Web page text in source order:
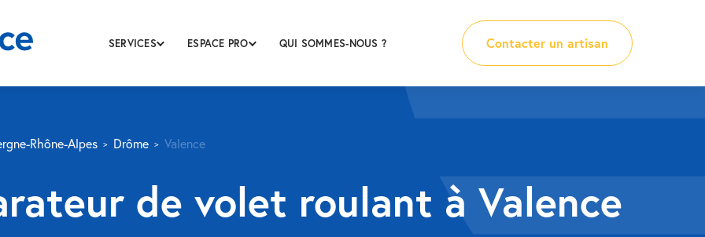
SERVICES ESPACE PRO QUI SOMMES-NOUS ? Contacter un artisan
Rhône-Alpes Drôme Valence
de volet roulant à Valence